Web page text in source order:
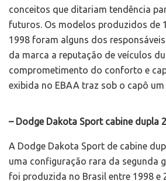
conceitos que ditariam tendência
futuros. Os modelos produzidos de
1998 foram alguns dos
da marca a reputação de veículos
comprometimento do conforto e
exibida no EBAA traz sob o capô um
– Dodge Dakota Sport cabine dupla
A Dodge Dakota Sport de cabine
uma configuração rara da segunda
foi produzida no Brasil entre 1998 e